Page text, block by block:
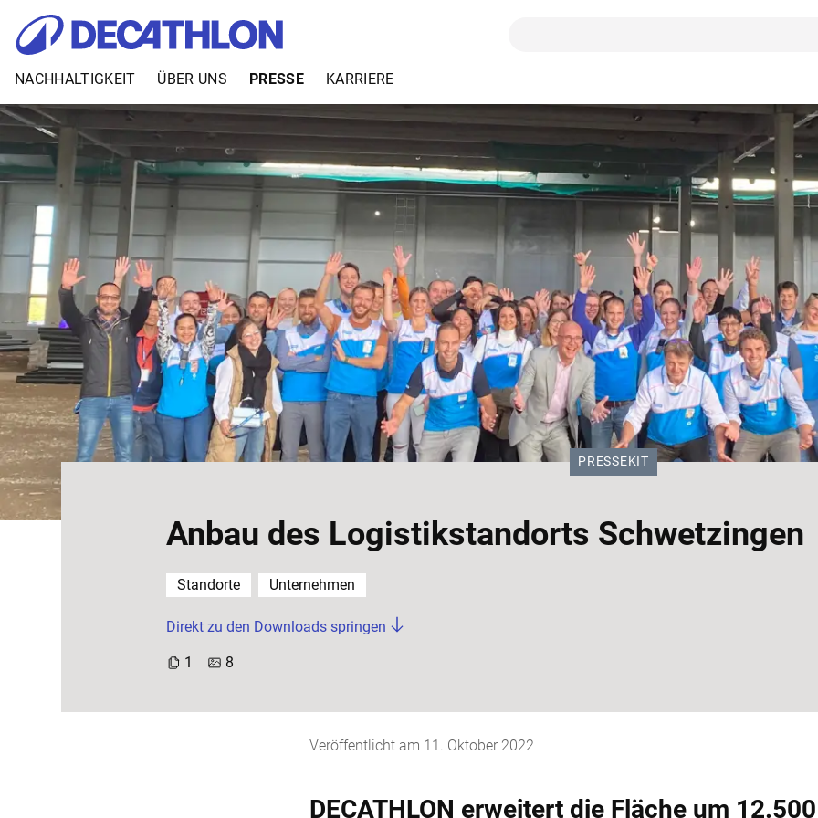
Zum Inhalt springen
NACHHALTIGKEIT ÜBER UNS PRESSE KARRIERE
Anbau des Logistikstandorts Schwetzingen
KATEGORIE:
PRESSEKIT
Standorte Unternehmen
Direkt zu den Downloads springen
1 8
Veröffentlicht am 11. Oktober 2022
DECATHLON erweitert die Fläche um